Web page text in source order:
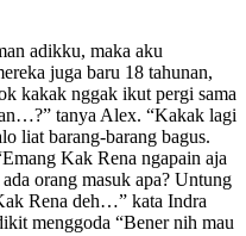
adikku, maka aku
juga baru 18 tahunan,
kakak nggak ikut pergi sama
tanya Alex. “Kakak lagi
liat barang-barang bagus.
Kak Rena ngapain aja
orang masuk apa? Untung
Rena deh…” kata Indra
menggoda “Bener nih mau